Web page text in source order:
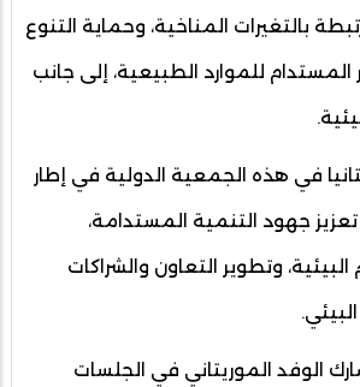
بالتغيرات المناخية، وحماية التنوع
المستدام للموارد الطبيعية، إلى جانب
في هذه الجمعية الدولية في إطار
جهود التنمية المستدامة،
وتطوير التعاون والشراكات
الوفد الموريتاني في الجلسات